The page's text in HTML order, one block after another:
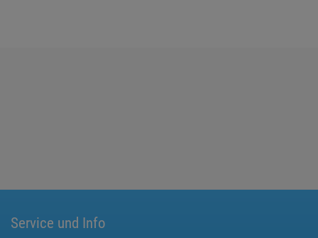
Service und Info